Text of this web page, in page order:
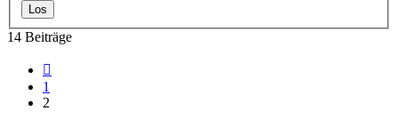
14 Beiträge
1
2